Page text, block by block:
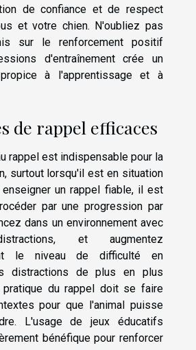
de confiance et de respect
et votre chien. N'oubliez pas
sur le renforcement positif
d'entraînement crée un
propice à l'apprentissage et à
de rappel efficaces
rappel est indispensable pour la
surtout lorsqu'il est en situation
un rappel fiable, il est
par une progression par
dans un environnement avec
et augmentez
le niveau de difficulté en
distractions de plus en plus
pratique du rappel doit se faire
pour que l'animal puisse
L'usage de jeux éducatifs
bénéfique pour renforcer